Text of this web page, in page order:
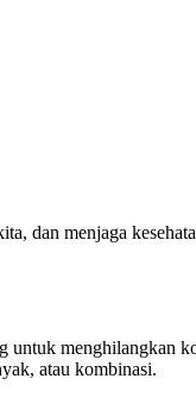
dan menjaga
untuk menghilangkan
atau kombinasi.